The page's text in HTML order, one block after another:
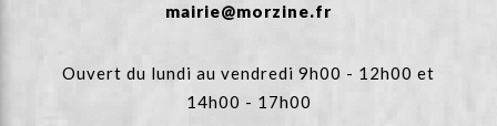
mairie@morzine.fr
Ouvert du lundi au vendredi 9h00 - 12h00 et
14h00 - 17h00